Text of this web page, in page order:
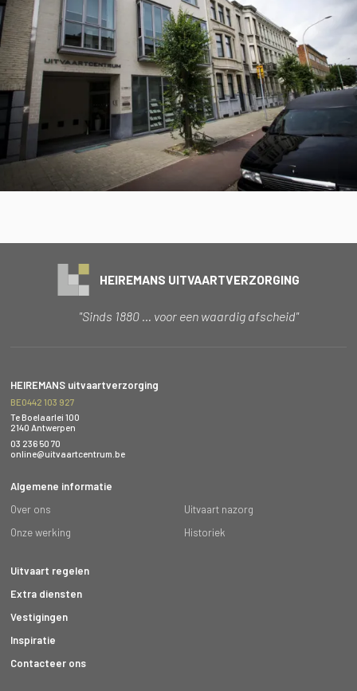
HEIREMANS UITVAARTVERZORGING
"Sinds 1880 … voor een waardig afscheid"
HEIREMANS uitvaartverzorging
BE0442 103 927
Te Boelaarlei 100
2140 Antwerpen
03 236 50 70
online@uitvaartcentrum.be
Algemene informatie
Over ons
Uitvaart nazorg
Onze werking
Historiek
Uitvaart regelen
Extra diensten
Vestigingen
Inspiratie
Contacteer ons